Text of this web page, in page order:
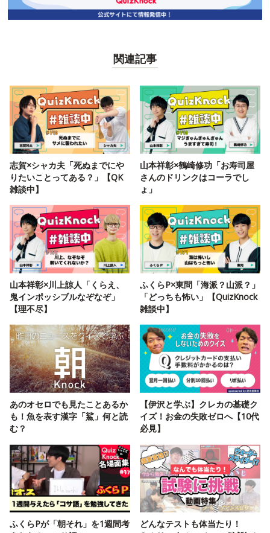
関連記事
志賀×シャカ夫「死ぬまでにや
りたいことってある？」【QK
雑談中】
山本祥彰×鶴崎修功「お寿司屋
さんのドリンクはコーラでし
ょ」
山本祥彰×川上諒人「くらえ、
鬼インポッシブルなぞなぞ」
【理不尽】
ふくらP×東問「海派？山派？」
「どっちも怖い」【QuizKnock
雑談中】
あのオセロでも見たことあるか
も！魚を表す漢字「鯊」何と読
む？
【伊沢と学ぶ】クレカの基礎ク
イズ！お金の失敗ゼロへ【10代
必見】
ふくらPが「朝それ」を1週間考
どんなテストも体当たり！